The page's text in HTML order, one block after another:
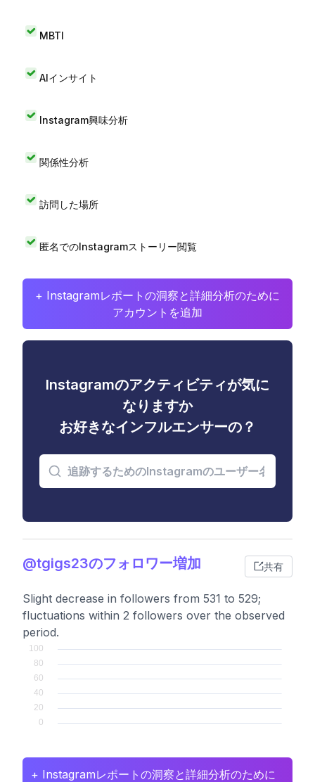
MBTI
AIインサイト
Instagram興味分析
関係性分析
訪問した場所
匿名でのInstagramストーリー閲覧
+ Instagramレポートの洞察と詳細分析のために
アカウントを追加
Instagramのアクティビティが気に
なりますか
お好きなインフルエンサーの？
@tgigs23のフォロワー増加 共有
Slight decrease in followers from 531 to 529;
fluctuations within 2 followers over the observed
period.
+ Instagramレポートの洞察と詳細分析のために